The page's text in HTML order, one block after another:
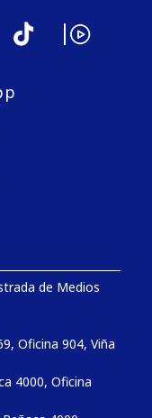
de Medios
Oficina 904, Viña
4000, Oficina